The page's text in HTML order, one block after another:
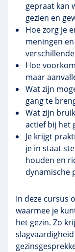
gepraat kan
gezien en
Hoe zorg je
meningen
Hoe
maar
Wat zijn
gang te
Wat zijn
actief bij het
Je krijgt
je in staat
houden en
dynamische
In deze cursus
waarmee je
het gezin. Zo